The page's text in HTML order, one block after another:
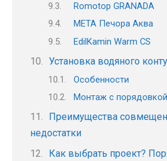
Romotop GRANADA
МЕТА Печора Аква
EdilKamin Warm CS
Установка водяного
Особенности
Монтаж с порядовкой
Преимущества
недостатки
Как выбрать проект?